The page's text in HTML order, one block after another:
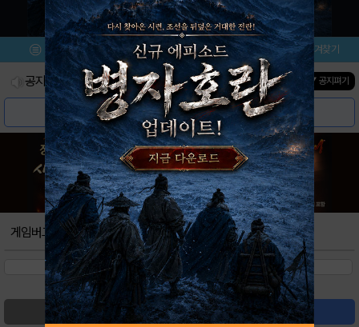
메뉴 이벤트/미션 설치/평가 즐겨찾기
공지사항 진행중인 이벤트0건 ▼ 공지펴기
게임버그
검색 글쓰기